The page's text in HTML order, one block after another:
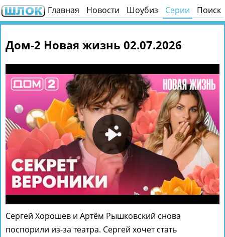
Главная Новости Шоубиз Серии Поиск
Дом-2 Новая жизнь 02.07.2026
Сергей Хорошев и Артём Рышковский снова
поспорили из-за театра. Сергей хочет стать